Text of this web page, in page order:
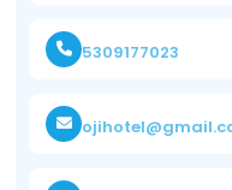
5309177023